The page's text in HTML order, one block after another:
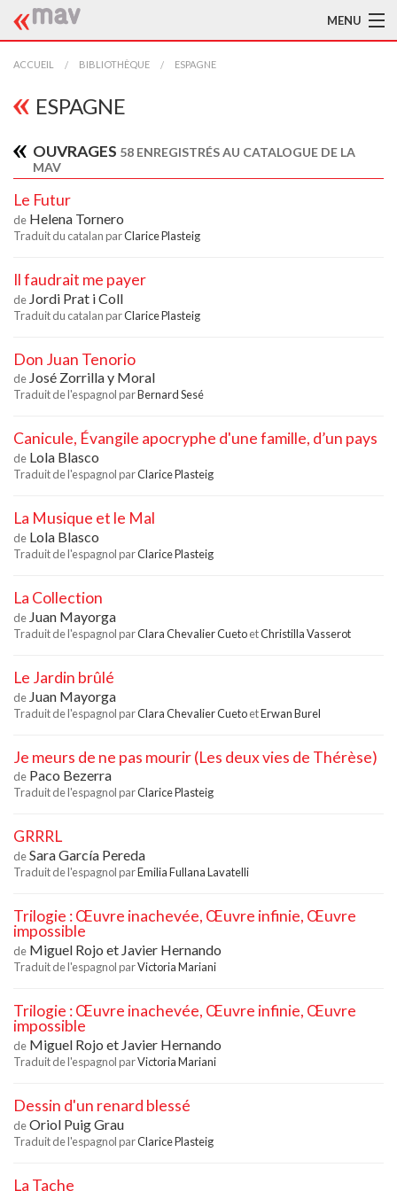
MENU
ACCUEIL
LA MAV
TRADUCTEURS
AIDE À LA TRADUCTION
À L'AFFICHE
ACCUEIL BIBLIOTHÈQUE ESPAGNE
ESPAGNE
OUVRAGES 58 ENREGISTRÉS AU CATALOGUE DE LA
MAV
Le Futur
de Helena Tornero
Traduit du catalan parClarice Plasteig
Il faudrait me payer
de Jordi Prat i Coll
Traduit du catalan parClarice Plasteig
Don Juan Tenorio
de José Zorrilla y Moral
Traduit de l'espagnol parBernard Sesé
Canicule, Évangile apocryphe d'une famille, d’un pays
de Lola Blasco
Traduit de l'espagnol parClarice Plasteig
La Musique et le Mal
de Lola Blasco
Traduit de l'espagnol parClarice Plasteig
La Collection
de Juan Mayorga
Traduit de l'espagnol parClara Chevalier CuetoetChristilla Vasserot
Le Jardin brûlé
de Juan Mayorga
Traduit de l'espagnol parClara Chevalier CuetoetErwan Burel
Je meurs de ne pas mourir (Les deux vies de Thérèse)
de Paco Bezerra
Traduit de l'espagnol parClarice Plasteig
GRRRL
deSara García Pereda
Traduit de l'espagnol parEmilia Fullana Lavatelli
Trilogie : Œuvre inachevée, Œuvre infinie, Œuvre
impossible
de Miguel Rojo et Javier Hernando
Traduit de l'espagnol parVictoria Mariani
Trilogie : Œuvre inachevée, Œuvre infinie, Œuvre
impossible
de Miguel Rojo et Javier Hernando
Traduit de l'espagnol parVictoria Mariani
Dessin d'un renard blessé
deOriol Puig Grau
Traduit de l'espagnol parClarice Plasteig
La Tache